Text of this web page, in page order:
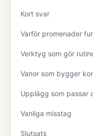
Kort svar
Varför promenader
Verktyg som gör
Vanor som bygger
Upplägg som passar
Vanliga misstag
Slutsats